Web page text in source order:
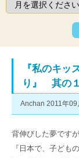
『私のキッ
り』 其の１
Anchan 2011年
背伸びした夢ですが
『日本で、子ども